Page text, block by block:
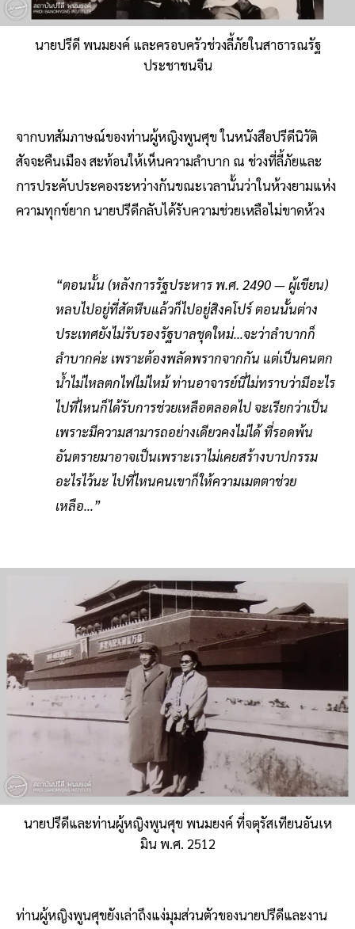
นายปรีดี พนมยงค์ และครอบครัวช่วงลี้ภัยในสาธารณรัฐ
ประชาชนจีน
จากบทสัมภาษณ์ของท่านผู้หญิงพูนศุข ในหนังสือปรีดีนิวัติ
สัจจะคืนเมือง สะท้อนให้เห็นความลำบาก ณ ช่วงที่ลี้ภัยและ
การประคับประคองระหว่างกันขณะเวลานั้นว่าในห้วงยามแห่ง
ความทุกข์ยาก นายปรีดีกลับได้รับความช่วยเหลือไม่ขาดห้วง
“ตอนนั้น (หลังการรัฐประหาร พ.ศ. 2490 — ผู้เขียน)
หลบไปอยู่ที่สัตหีบแล้วก็ไปอยู่สิงคโปร์ ตอนนั้นต่าง
ประเทศยังไม่รับรองรัฐบาลชุดใหม่…จะว่าลำบากก็
ลำบากค่ะ เพราะต้องพลัดพรากจากกัน แต่เป็นคนตก
น้ำไม่ไหลตกไฟไม่ไหม้ ท่านอาจารย์นี่ไม่ทราบว่ามีอะไร
ไปที่ไหนก็ได้รับการช่วยเหลือตลอดไป จะเรียกว่าเป็น
เพราะมีความสามารถอย่างเดียวคงไม่ได้ ที่รอดพ้น
อันตรายมาอาจเป็นเพราะเราไม่เคยสร้างบาปกรรม
อะไรไว้นะ ไปที่ไหนคนเขาก็ให้ความเมตตาช่วย
เหลือ…”
นายปรีดีและท่านผู้หญิงพูนศุข พนมยงค์ ที่จตุรัสเทียนอันเห
มิน พ.ศ. 2512
ท่านผู้หญิงพูนศุขยังเล่าถึงแง่มุมส่วนตัวของนายปรีดีและงาน